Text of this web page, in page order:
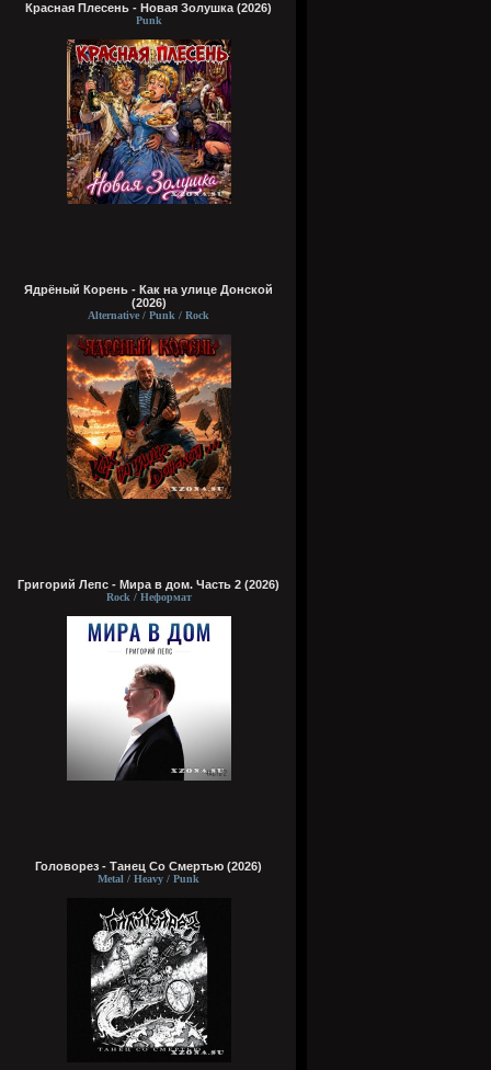
Красная Плесень - Новая Золушка (2026)
Punk
Ядрёный Корень - Как на улице Донской
(2026)
Alternative / Punk / Rock
Григорий Лепс - Мира в дом. Часть 2 (2026)
Rock / Неформат
Головорез - Tанец Со Смертью (2026)
Metal / Heavy / Punk